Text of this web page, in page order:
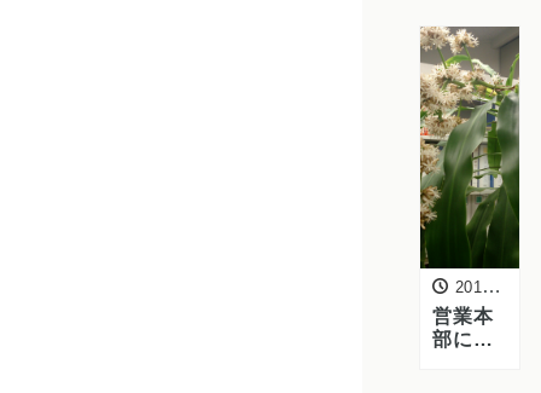
いた
「クチ
ナシ」
の花を
紹介し
ます
2015年6月1日
営業本
部にあ